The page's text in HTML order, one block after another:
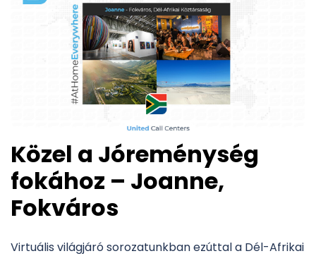
Közel a Jóreménység
fokához – Joanne,
Fokváros
Virtuális világjáró sorozatunkban ezúttal a Dél-Afrikai